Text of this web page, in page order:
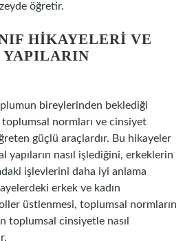
öğretir.
HIKAYELERI VE
YAPILARIN
bireylerinden beklediği
normları ve cinsiyet
güçlü araçlardır. Bu hikayeler
yapıların nasıl işlediğini, erkeklerin
işlevlerini daha iyi anlama
erkek ve kadın
üstlenmesi, toplumsal normların
toplumsal cinsiyetle nasıl